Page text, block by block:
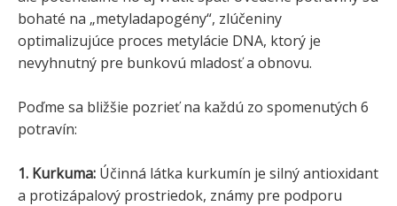
bohaté na „metyladapogény“, zlúčeniny
optimalizujúce proces metylácie DNA, ktorý je
nevyhnutný pre bunkovú mladosť a obnovu.
Poďme sa bližšie pozrieť na každú zo spomenutých 6
potravín:
1. Kurkuma: Účinná látka kurkumín je silný antioxidant
a protizápalový prostriedok, známy pre podporu